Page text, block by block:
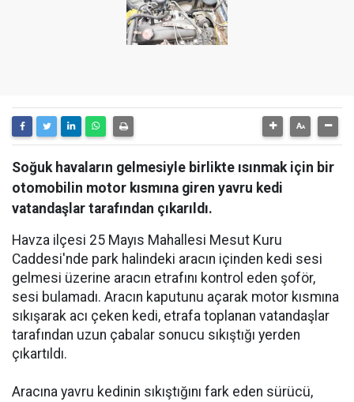
Soğuk havaların gelmesiyle birlikte ısınmak için bir
otomobilin motor kısmına giren yavru kedi
vatandaşlar tarafından çıkarıldı.
Havza ilçesi 25 Mayıs Mahallesi Mesut Kuru
Caddesi'nde park halindeki aracın içinden kedi sesi
gelmesi üzerine aracın etrafını kontrol eden şoför,
sesi bulamadı. Aracın kaputunu açarak motor kısmına
sıkışarak acı çeken kedi, etrafa toplanan vatandaşlar
tarafından uzun çabalar sonucu sıkıştığı yerden
çıkartıldı.
Aracına yavru kedinin sıkıştığını fark eden sürücü,